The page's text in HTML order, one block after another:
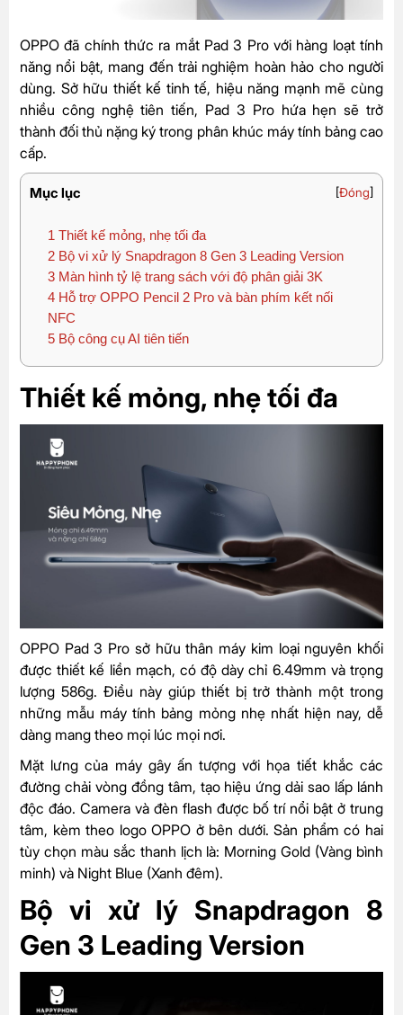
OPPO đã chính thức ra mắt Pad 3 Pro với hàng loạt tính
năng nổi bật, mang đến trải nghiệm hoàn hảo cho người
dùng. Sở hữu thiết kế tinh tế, hiệu năng mạnh mẽ cùng
nhiều công nghệ tiên tiến, Pad 3 Pro hứa hẹn sẽ trở
thành đối thủ nặng ký trong phân khúc máy tính bảng cao
cấp.
Mục lục [Đóng]
1 Thiết kế mỏng, nhẹ tối đa
2 Bộ vi xử lý Snapdragon 8 Gen 3 Leading Version
3 Màn hình tỷ lệ trang sách với độ phân giải 3K
4 Hỗ trợ OPPO Pencil 2 Pro và bàn phím kết nối
NFC
5 Bộ công cụ AI tiên tiến
Thiết kế mỏng, nhẹ tối đa
OPPO Pad 3 Pro sở hữu thân máy kim loại nguyên khối
được thiết kế liền mạch, có độ dày chỉ 6.49mm và trọng
lượng 586g. Điều này giúp thiết bị trở thành một trong
những mẫu máy tính bảng mỏng nhẹ nhất hiện nay, dễ
dàng mang theo mọi lúc mọi nơi.
Mặt lưng của máy gây ấn tượng với họa tiết khắc các
đường chải vòng đồng tâm, tạo hiệu ứng dải sao lấp lánh
độc đáo. Camera và đèn flash được bố trí nổi bật ở trung
tâm, kèm theo logo OPPO ở bên dưới. Sản phẩm có hai
tùy chọn màu sắc thanh lịch là: Morning Gold (Vàng bình
minh) và Night Blue (Xanh đêm).
Bộ vi xử lý Snapdragon 8
Gen 3 Leading Version